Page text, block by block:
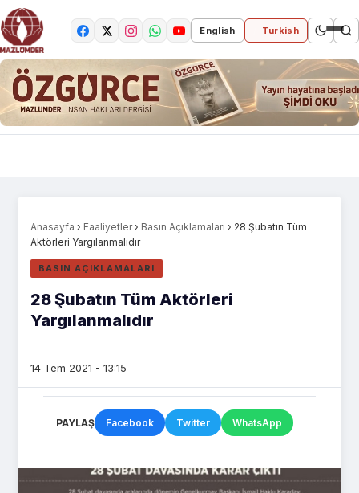
English Turkish
Anasayfa › Faaliyetler › Basın Açıklamaları › 28 Şubatın Tüm
Aktörleri Yargılanmalıdır
BASIN AÇIKLAMALARI
28 Şubatın Tüm Aktörleri
Yargılanmalıdır
14 Tem 2021 - 13:15
PAYLAŞ Facebook Twitter WhatsApp